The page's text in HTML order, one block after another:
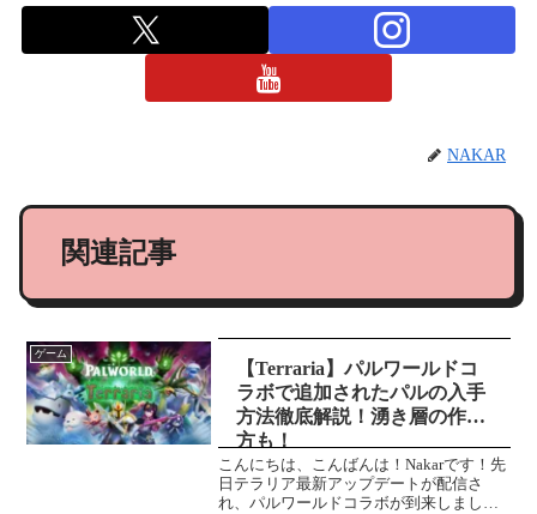
NAKAR
関連記事
ゲーム
【Terraria】パルワールドコ
ラボで追加されたパルの入手
方法徹底解説！湧き層の作り
方も！
こんにちは、こんばんは！Nakarです！先
日テラリア最新アップデートが配信さ
れ、パルワールドコラボが到来しまし